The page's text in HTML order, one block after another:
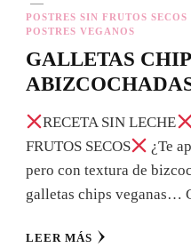
POSTRES SIN FRUTOS SECOS
POSTRES VEGANOS
GALLETAS
RECETA SIN LECHE
FRUTOS SECOS
¿Te
pero con textura de
galletas chips veganas…
LEER MÁS